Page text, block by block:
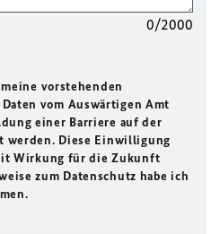
0/2000
vorstehenden
vom Auswärtigen Amt
einer Barriere auf der
werden. Diese Einwilligung
Wirkung für die Zukunft
zum Datenschutz habe ich